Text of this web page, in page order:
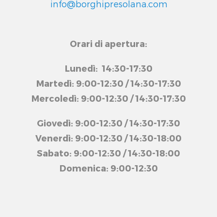
info@borghipresolana.com
Orari di apertura:
Lunedì: 14:30-17:30
Martedì: 9:00-12:30 / 14:30-17:30
Mercoledì: 9:00-12:30 / 14:30-17:30
Giovedì: 9:00-12:30 / 14:30-17:30
Venerdì: 9:00-12:30 / 14:30-18:00
Sabato: 9:00-12:30 / 14:30-18:00
Domenica: 9:00-12:30